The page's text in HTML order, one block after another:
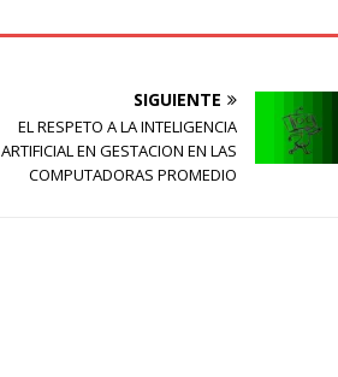
SIGUIENTE
EL RESPETO A LA INTELIGENCIA
ARTIFICIAL EN GESTACION EN LAS
COMPUTADORAS PROMEDIO